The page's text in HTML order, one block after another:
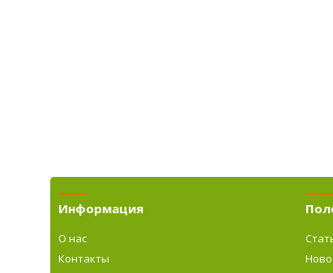
Информация
О нас
Контакты